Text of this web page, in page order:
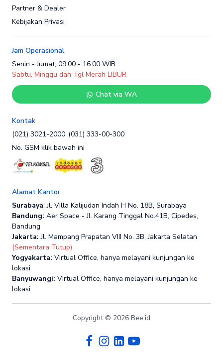
Partner & Dealer
Kebijakan Privasi
Jam Operasional
Senin - Jumat, 09:00 - 16:00 WIB
Sabtu, Minggu dan Tgl Merah LIBUR
Chat via WA
Kontak
(021) 3021-2000 (031) 333-00-300
No. GSM klik bawah ini
Alamat Kantor
Surabaya: Jl. Villa Kalijudan Indah H No. 18B, Surabaya
Bandung: Aer Space - Jl. Karang Tinggal No.41B, Cipedes,
Bandung
Jakarta: Jl. Mampang Prapatan VIII No. 3B, Jakarta Selatan
(Sementara Tutup)
Yogyakarta: Virtual Office, hanya melayani kunjungan ke
lokasi
Banyuwangi: Virtual Office, hanya melayani kunjungan ke
lokasi
Copyright © 2026 Bee.id